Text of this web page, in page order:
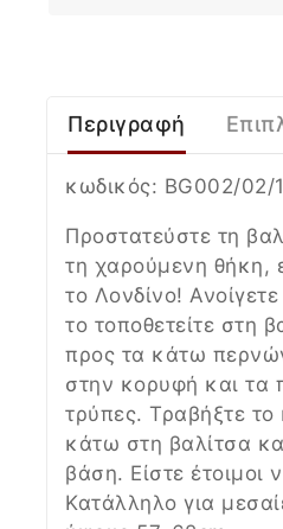
Περιγραφή
κωδικός: BG002/02/
Προστατεύστε τη
τη χαρούμενη θήκη,
το Λονδίνο!
το τοποθετείτε στη
προς τα κάτω
στην κορυφή και τα
τρύπες. Τραβήξτε
κάτω στη βαλίτσα
βάση. Είστε έτοιμοι
Κατάλληλο για